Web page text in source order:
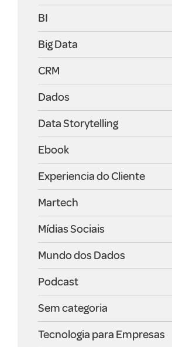
BI
Big Data
CRM
Dados
Data Storytelling
Ebook
Experiencia do Cliente
Martech
Mídias Sociais
Mundo dos Dados
Podcast
Sem categoria
Tecnologia para Empresas